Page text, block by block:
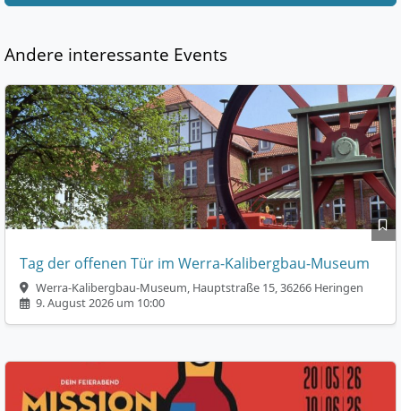
Andere interessante Events
Tag der offenen Tür im Werra-Kalibergbau-Museum
Werra-Kalibergbau-Museum, Hauptstraße 15, 36266 Heringen
9. August 2026 um 10:00